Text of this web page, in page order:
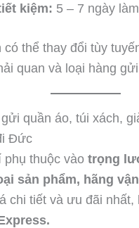
kiệm: 5 – 7 ngày
có thể thay đổi tùy
quan và loại hàng
quần áo, túi xách,
Đức
thuộc vào trọng
sản phẩm, hãng
chi tiết và ưu đãi nhất,